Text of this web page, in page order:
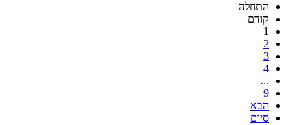
התחלה
קודם
1
2
3
4
...
9
הבא
סיום